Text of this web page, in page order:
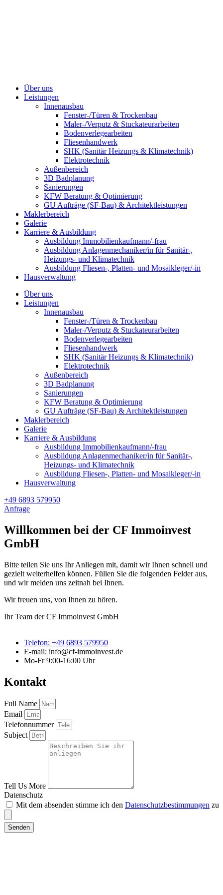
Über uns
Leistungen
Innenausbau
Fenster-/Türen & Trockenbau
Maler-/Verputz & Stuckateurarbeiten
Bodenverlegearbeiten
Fliesenhandwerk
SHK (Sanitär Heizungs & Klimatechnik)
Elektrotechnik
Außenbereich
3D Badplanung
Sanierungen
KFW Beratung & Optimierung
GU Aufträge (SF-Bau) & Architektleistungen
Maklerbereich
Galerie
Karriere & Ausbildung
Ausbildung Immobilienkaufmann/-frau
Ausbildung Anlagenmechaniker/in für Sanitär-,
Heizungs- und Klimatechnik
Ausbildung Fliesen-, Platten- und Mosaikleger/-in
Hausverwaltung
Über uns
Leistungen
Innenausbau
Fenster-/Türen & Trockenbau
Maler-/Verputz & Stuckateurarbeiten
Bodenverlegearbeiten
Fliesenhandwerk
SHK (Sanitär Heizungs & Klimatechnik)
Elektrotechnik
Außenbereich
3D Badplanung
Sanierungen
KFW Beratung & Optimierung
GU Aufträge (SF-Bau) & Architektleistungen
Maklerbereich
Galerie
Karriere & Ausbildung
Ausbildung Immobilienkaufmann/-frau
Ausbildung Anlagenmechaniker/in für Sanitär-,
Heizungs- und Klimatechnik
Ausbildung Fliesen-, Platten- und Mosaikleger/-in
Hausverwaltung
+49 6893 579950
Anfrage
Willkommen bei der CF Immoinvest
GmbH
Bitte teilen Sie uns Ihr Anliegen mit, damit wir Ihnen schnell und
gezielt weiterhelfen können. Füllen Sie die folgenden Felder aus,
und wir melden uns zeitnah bei Ihnen.
Wir freuen uns, von Ihnen zu hören.
Ihr Team der CF Immoinvest GmbH
Telefon: +49 6893 579950
E-mail: info@cf-immoinvest.de
Mo-Fr 9:00-16:00 Uhr
Kontakt
Full Name
Email
Telefonnummer
Subject
Tell Us More
Datenschutz
Mit dem absenden stimme ich den Datenschutzbestimmungen zu
Senden